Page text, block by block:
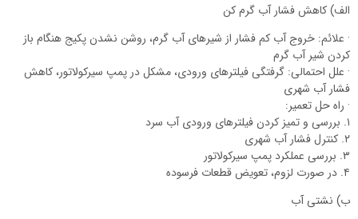
الف) کاهش فشار آب گرم کن
· علائم: خروج آب کم فشار از شیرهای آب گرم، روشن نشدن پکیج هنگام باز
کردن شیر آب گرم
· علل احتمالی: گرفتگی فیلترهای ورودی، مشکل در پمپ سیرکولاتور، کاهش
فشار آب شهری
· راه حل تعمیر:
۱. بررسی و تمیز کردن فیلترهای ورودی آب سرد
۲. کنترل فشار آب شهری
۳. بررسی عملکرد پمپ سیرکولاتور
۴. در صورت لزوم، تعویض قطعات فرسوده
ب) نشتی آب